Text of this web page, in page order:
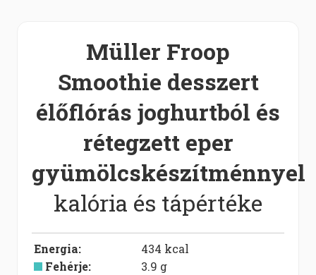
Müller Froop
Smoothie desszert
élőflórás joghurtból és
rétegzett eper
gyümölcskészítménnyel
kalória és tápértéke
Energia: 434 kcal
Fehérje: 3.9 g